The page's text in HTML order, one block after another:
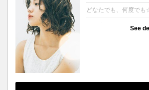
どなたでも、何度で
See